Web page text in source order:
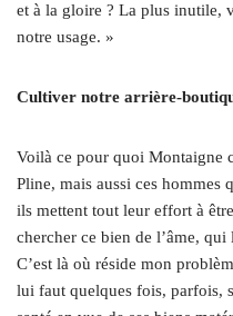
et à la gloire ? La plus inutile,
notre usage. »
Cultiver notre arrière-
Voilà ce pour quoi Montaigne
Pline, mais aussi ces hommes
ils mettent tout leur effort à
chercher ce bien de l’âme,
C’est là où réside mon
lui faut quelques fois, parfois,